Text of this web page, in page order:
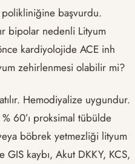
polikliniğine başvurdu.
bipolar nedenli Lityum
kardiyolojide ACE inh
zehirlenmesi olabilir mi?
Hemodiyalize uygundur.
60’ı proksimal tübülde
böbrek yetmezliği lityum
kaybı, Akut DKKY, KCS,